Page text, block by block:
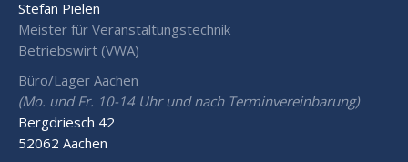
Stefan Pielen
Meister für Veranstaltungstechnik
Betriebswirt (VWA)
Büro/Lager Aachen
(Mo. und Fr. 10-14 Uhr und nach Terminvereinbarung)
Bergdriesch 42
52062 Aachen